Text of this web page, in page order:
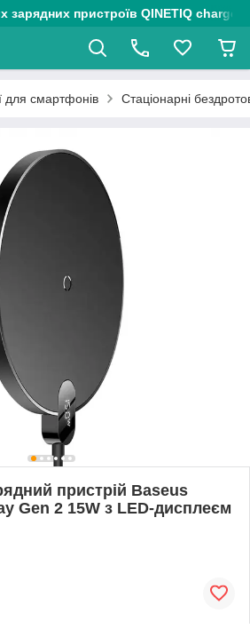
зарядних пристроїв QINETIQ chargers
для смартфонів Стаціонарні
пристрій Baseus
Gen 2 15W з LED-дисплеєм